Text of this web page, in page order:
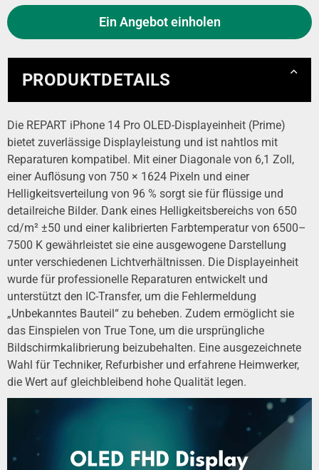
Ein Angebot einholen
PRODUKTDETAILS
Die REPART iPhone 14 Pro OLED-Displayeinheit (Prime)
bietet zuverlässige Displayleistung und ist nahtlos mit
Reparaturen kompatibel. Mit einer Diagonale von 6,1 Zoll,
einer Auflösung von 750 × 1624 Pixeln und einer
Helligkeitsverteilung von 96 % sorgt sie für flüssige und
detailreiche Bilder. Dank eines Helligkeitsbereichs von 650
cd/m² ±50 und einer kalibrierten Farbtemperatur von 6500–
7500 K gewährleistet sie eine ausgewogene Darstellung
unter verschiedenen Lichtverhältnissen. Die Displayeinheit
wurde für professionelle Reparaturen entwickelt und
unterstützt den IC-Transfer, um die Fehlermeldung
„Unbekanntes Bauteil“ zu beheben. Zudem ermöglicht sie
das Einspielen von True Tone, um die ursprüngliche
Bildschirmkalibrierung beizubehalten. Eine ausgezeichnete
Wahl für Techniker, Refurbisher und erfahrene Heimwerker,
die Wert auf gleichbleibend hohe Qualität legen.